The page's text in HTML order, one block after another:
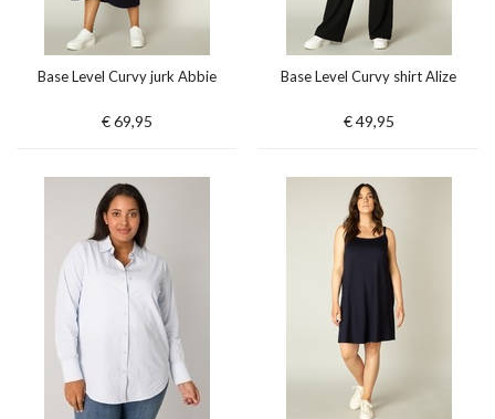
Base Level Curvy jurk Abbie
€ 69,95
Base Level Curvy shirt Alize
€ 49,95